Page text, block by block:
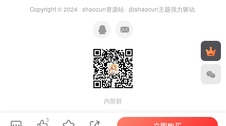
Copyright © 2024 · shaocun资源站 · 由shaocun主题强力驱动.
内部群
3